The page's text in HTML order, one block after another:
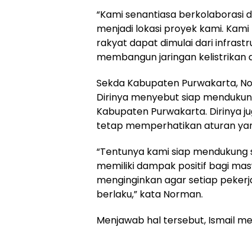
“Kami senantiasa berkolaborasi
menjadi lokasi proyek kami.
rakyat dapat dimulai dari
membangun jaringan kelistrikan
Sekda Kabupaten Purwakarta,
Dirinya menyebut siap
Kabupaten Purwakarta. Dirinya
tetap memperhatikan aturan
“Tentunya kami siap
memiliki dampak positif bagi
menginginkan agar setiap
berlaku,” kata Norman.
Menjawab hal tersebut, Ismail